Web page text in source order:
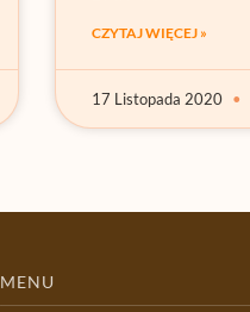
CZYTAJ WIĘCEJ »
17 Listopada 2020
MENU